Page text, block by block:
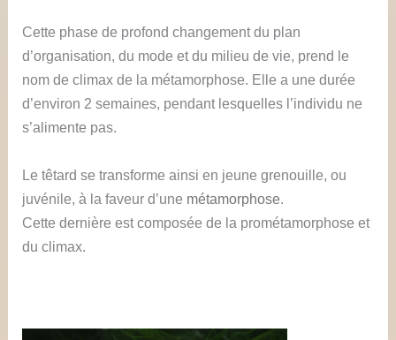
Cette phase de profond changement du plan
d’organisation, du mode et du milieu de vie, prend le
nom de climax de la métamorphose. Elle a une durée
d’environ 2 semaines, pendant lesquelles l’individu ne
s’alimente pas.
Le têtard se transforme ainsi en jeune grenouille, ou
juvénile, à la faveur d’une métamorphose.
Cette dernière est composée de la prométamorphose et
du climax.